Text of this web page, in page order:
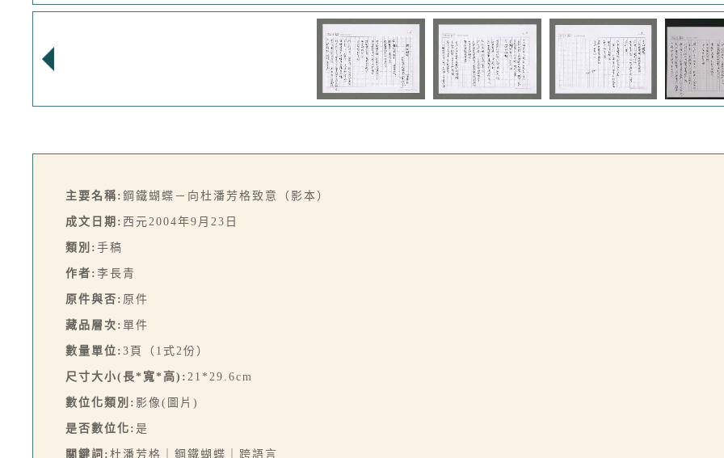
主要名稱: 鋼鐵蝴蝶－向杜潘芳格致意（影本）
成文日期: 西元2004年9月23日
類別: 手稿
作者: 李長青
原件與否: 原件
藏品層次: 單件
數量單位: 3頁（1式2份）
尺寸大小(長*寬*高): 21*29.6cm
數位化類別: 影像(圖片)
是否數位化: 是
關鍵詞: 杜潘芳格｜鋼鐵蝴蝶｜跨語言